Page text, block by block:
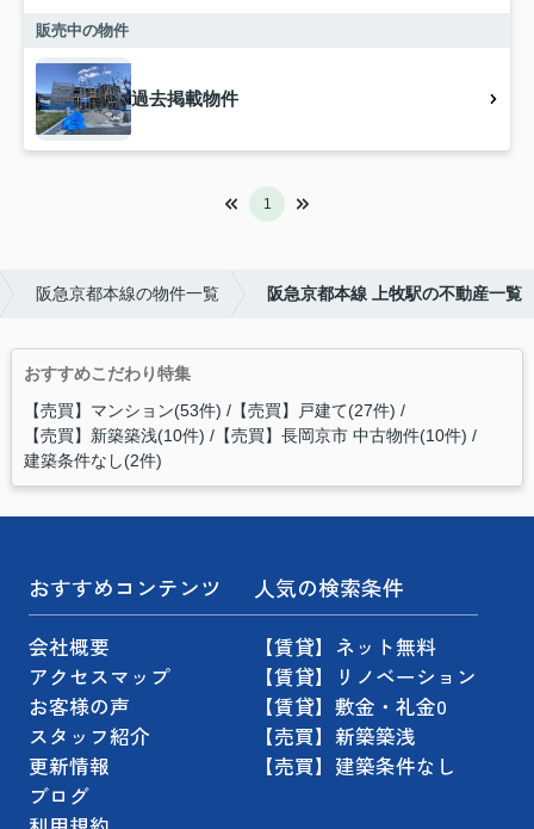
販売中の物件
過去掲載物件
1
阪急京都本線の物件一覧 阪急京都本線 上牧駅の不動産一覧
おすすめこだわり特集
【売買】マンション(53件) 【売買】戸建て(27件)
【売買】新築築浅(10件) 【売買】長岡京市 中古物件(10件)
建築条件なし(2件)
おすすめコンテンツ
会社概要
アクセスマップ
お客様の声
スタッフ紹介
更新情報
ブログ
人気の検索条件
【賃貸】ネット無料
【賃貸】リノベーション
【賃貸】敷金・礼金0
【売買】新築築浅
【売買】建築条件なし